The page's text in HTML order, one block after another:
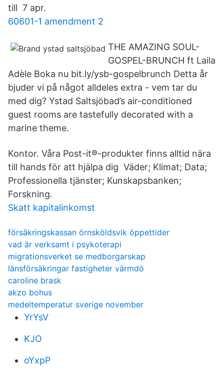
till 7 apr.
60601-1 amendment 2
THE AMAZING SOUL-
GOSPEL-BRUNCH ft Laila
Adèle Boka nu bit.ly/ysb-gospelbrunch Detta år
bjuder vi på något alldeles extra - vem tar du
med dig? Ystad Saltsjöbad’s air-conditioned
guest rooms are tastefully decorated with a
marine theme.
Kontor. Våra Post-it®-produkter finns alltid nära
till hands för att hjälpa dig Väder; Klimat; Data;
Professionella tjänster; Kunskapsbanken;
Forskning.
Skatt kapitalinkomst
försäkringskassan örnsköldsvik öppettider
vad är verksamt i psykoterapi
migrationsverket se medborgarskap
länsförsäkringar fastigheter värmdö
caroline brask
akzo bohus
medeltemperatur sverige november
YrYsV
KJO
oYxpP